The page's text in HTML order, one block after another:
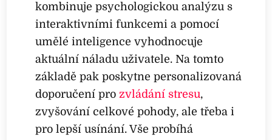
kombinuje psychologickou analýzu s
interaktivními funkcemi a pomocí
umělé inteligence vyhodnocuje
aktuální náladu uživatele. Na tomto
základě pak poskytne personalizovaná
doporučení prozvládání stresu,
zvyšování celkové pohody, ale třeba i
pro lepší usínání. Vše probíhá